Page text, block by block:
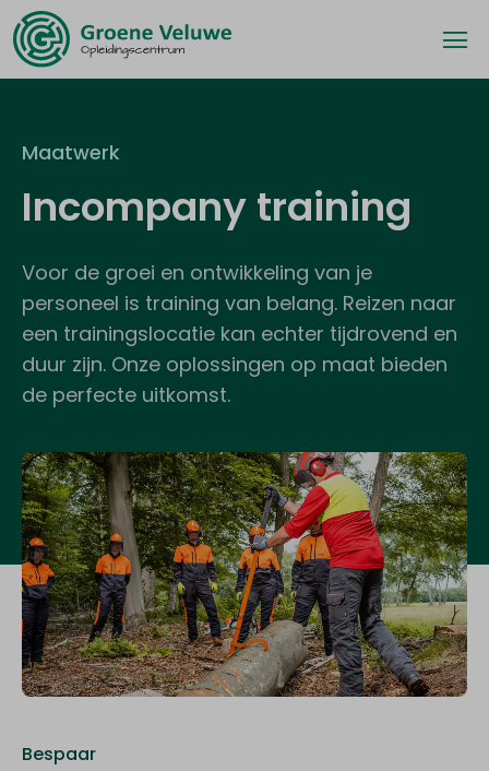
Maatwerk
Incompany training
Voor de groei en ontwikkeling van je
personeel is training van belang. Reizen naar
een trainingslocatie kan echter tijdrovend en
duur zijn. Onze oplossingen op maat bieden
de perfecte uitkomst.
Bespaar